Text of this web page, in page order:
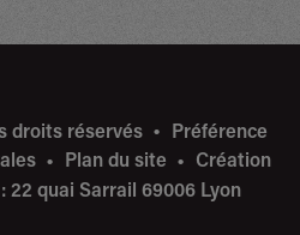
droits réservés
Préférence
Plan du site
Création
22 quai Sarrail 69006 Lyon